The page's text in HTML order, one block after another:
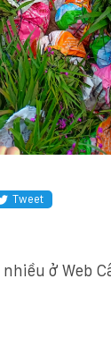
Tweet
ở Web